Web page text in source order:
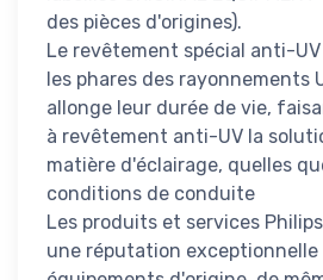
des pièces d'origines).
Le revêtement spécial anti-
les phares des rayonnements
allonge leur durée de vie,
à revêtement anti-UV la
matière d'éclairage, quelles
conditions de conduite
Les produits et services
une réputation exceptionnelle